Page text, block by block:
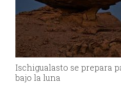
Ischigualasto se prepara
bajo la luna